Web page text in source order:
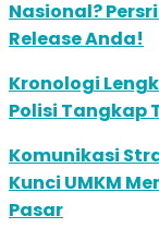
Nasional?
Release Anda!
Kronologi
Polisi Tangkap
Komunikasi
Kunci UMKM
Pasar